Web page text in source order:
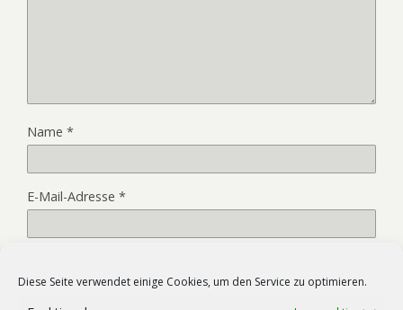
Diese Seite verwendet einige Cookies, um den Service zu optimieren.
Name *
E-Mail-Adresse *